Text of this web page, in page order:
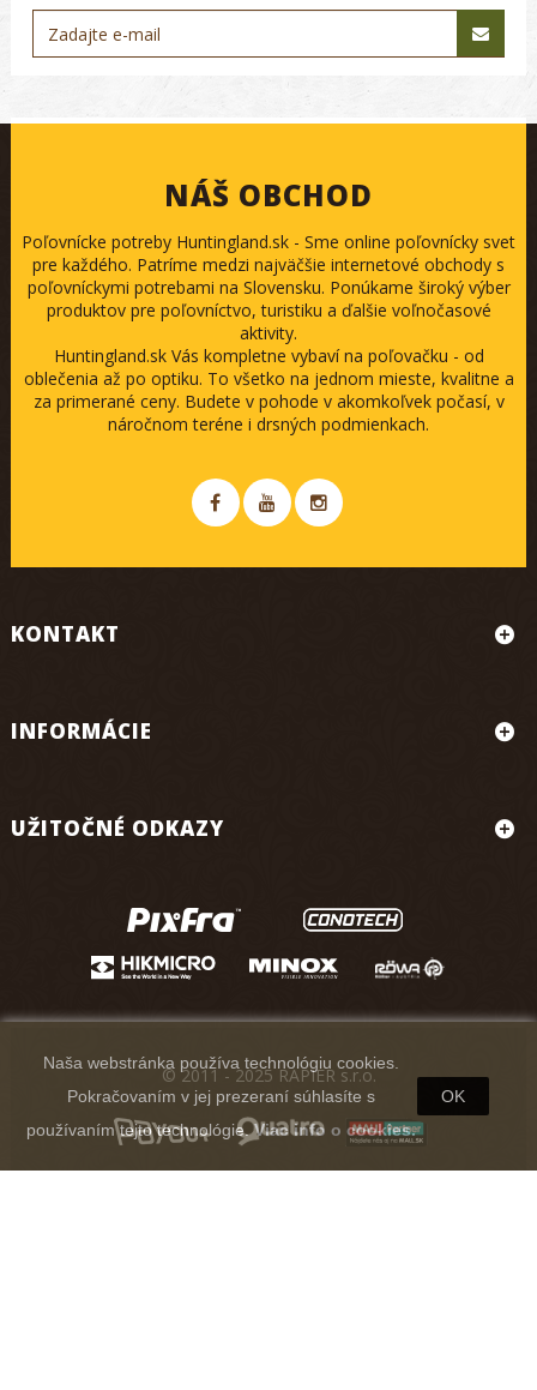
NÁŠ OBCHOD
Poľovnícke potreby Huntingland.sk - Sme online poľovnícky svet
pre každého. Patríme medzi najväčšie internetové obchody s
poľovníckymi potrebami na Slovensku. Ponúkame široký výber
produktov pre poľovníctvo, turistiku a ďalšie voľnočasové
aktivity.
Huntingland.sk Vás kompletne vybaví na poľovačku - od
oblečenia až po optiku. To všetko na jednom mieste, kvalitne a
za primerané ceny. Budete v pohode v akomkoľvek počasí, v
náročnom teréne i drsných podmienkach.
KONTAKT
INFORMÁCIE
UŽITOČNÉ ODKAZY
Naša webstránka používa technológiu cookies.
Pokračovaním v jej prezeraní súhlasíte s
používaním tejto technológie.Viac info o cookies.
OK
© 2011 - 2025 RAPIER s.r.o.